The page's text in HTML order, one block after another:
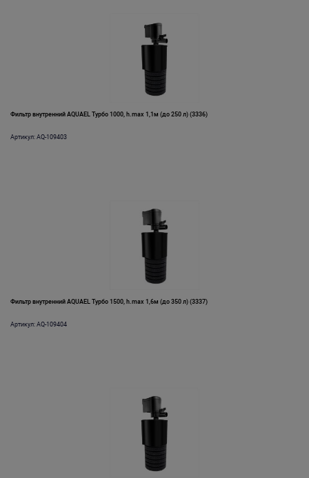
Фильтр внутренний AQUAEL Турбо 1000, h.max 1,1м (до 250 л) (3336)
Артикул: AQ-109403
Фильтр внутренний AQUAEL Турбо 1500, h.max 1,6м (до 350 л) (3337)
Артикул: AQ-109404